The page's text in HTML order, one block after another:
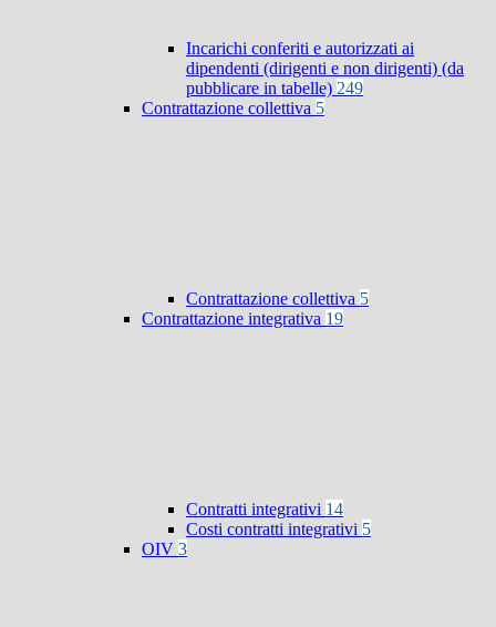
Incarichi conferiti e autorizzati ai
dipendenti (dirigenti e non dirigenti) (da
pubblicare in tabelle) 249
Contrattazione collettiva 5
Contrattazione collettiva 5
Contrattazione integrativa 19
Contratti integrativi 14
Costi contratti integrativi 5
OIV 3